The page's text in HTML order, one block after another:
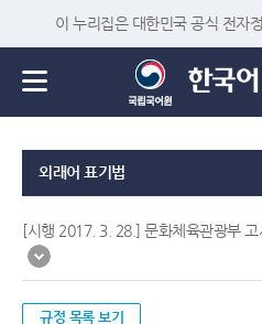
이 누리집은 대한민국 공식 전자
외래어 표기법
[시행 2017. 3. 28.] 문화체육관광부
규정 목록 보기